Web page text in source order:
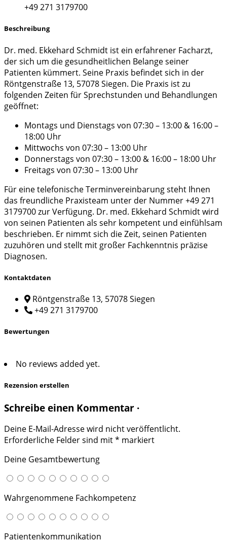
+49 271 3179700
Beschreibung
Dr. med. Ekkehard Schmidt ist ein erfahrener Facharzt,
der sich um die gesundheitlichen Belange seiner
Patienten kümmert. Seine Praxis befindet sich in der
Röntgenstraße 13, 57078 Siegen. Die Praxis ist zu
folgenden Zeiten für Sprechstunden und Behandlungen
geöffnet:
Montags und Dienstags von 07:30 – 13:00 & 16:00 –
18:00 Uhr
Mittwochs von 07:30 – 13:00 Uhr
Donnerstags von 07:30 – 13:00 & 16:00 – 18:00 Uhr
Freitags von 07:30 – 13:00 Uhr
Für eine telefonische Terminvereinbarung steht Ihnen
das freundliche Praxisteam unter der Nummer +49 271
3179700 zur Verfügung. Dr. med. Ekkehard Schmidt wird
von seinen Patienten als sehr kompetent und einfühlsam
beschrieben. Er nimmt sich die Zeit, seinen Patienten
zuzuhören und stellt mit großer Fachkenntnis präzise
Diagnosen.
Kontaktdaten
Röntgenstraße 13, 57078 Siegen
+49 271 3179700
Bewertungen
No reviews added yet.
Rezension erstellen
Schreibe einen Kommentar ·
Deine E-Mail-Adresse wird nicht veröffentlicht.
Erforderliche Felder sind mit* markiert
Deine Gesamtbewertung
Wahrgenommene Fachkompetenz
Patientenkommunikation